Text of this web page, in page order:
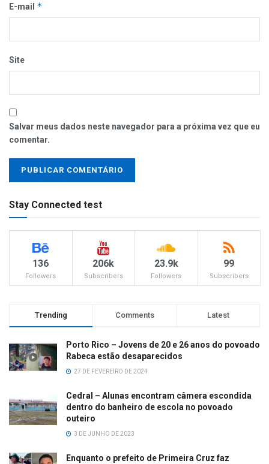
E-mail *
Site
Salvar meus dados neste navegador para a próxima vez que eu
comentar.
Stay Connected test
136
Followers
206k
Subscribers
23.9k
Followers
99
Subscribers
Trending Comments Latest
Porto Rico – Jovens de 20 e 26 anos do povoado
Rabeca estão desaparecidos
27 DE FEVEREIRO DE 2024
Cedral – Alunas encontram câmera escondida
dentro do banheiro de escola no povoado
outeiro
3 DE JUNHO DE 2023
Enquanto o prefeito de Primeira Cruz faz